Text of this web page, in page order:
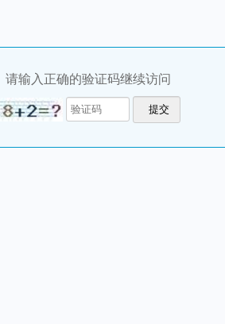
请输入正确的验证码继续访问